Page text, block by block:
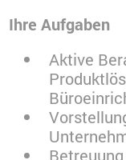
Ihre Aufgaben
Aktive